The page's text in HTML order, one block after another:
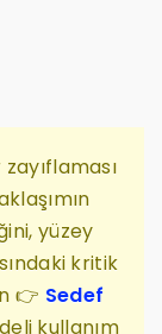
yüzey
kritik
👉 Sedef
kullanım